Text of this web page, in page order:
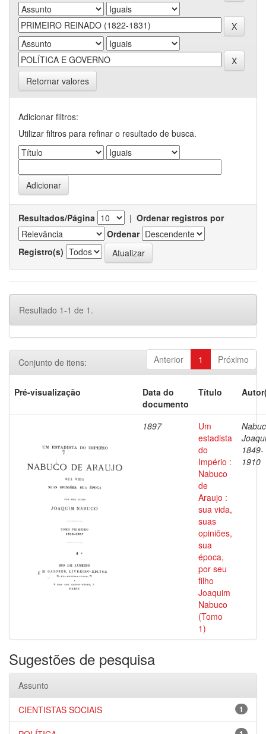
Retornar valores
Adicionar filtros:
Utilizar filtros para refinar o resultado de busca.
Resultados/Página | Ordenar registros por
Ordenar
Registro(s)
Resultado 1-1 de 1.
Anterior 1 Próximo
Conjunto de itens:
Pré-visualização
Data do
documento
Título
1897
Um
estadista
do
Império :
Nabuco
de
Araujo :
sua vida,
suas
opiniões,
sua
época,
por seu
filho
Joaquim
Nabuco
(Tomo
1)
1849-
1910
Sugestões de pesquisa
Assunto
1
CIENTISTAS SOCIAIS